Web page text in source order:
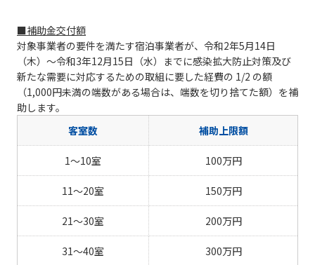
■補助金交付額
対象事業者の要件を満たす宿泊事業者が、令和2年5月14日
（木）～令和3年12月15日（水）までに感染拡大防止対策及び
新たな需要に対応するための取組に要した経費の 1/2 の額
（1,000円未満の端数がある場合は、端数を切り捨てた額）を補
助します。
客室数
補助上限額
1～10室 100万円
11～20室 150万円
21～30室 200万円
31～40室 300万円